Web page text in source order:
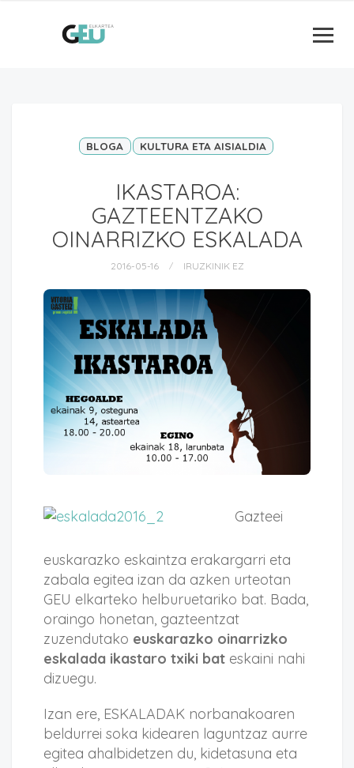
BLOGA KULTURA ETA AISIALDIA
IKASTAROA:
GAZTEENTZAKO
OINARRIZKO ESKALADA
2016-05-16 IRUZKINIK EZ
Gazteei
euskarazko eskaintza erakargarri eta
zabala egitea izan da azken urteotan
GEU elkarteko helburuetariko bat. Bada,
oraingo honetan, gazteentzat
zuzendutako euskarazko oinarrizko
eskalada ikastaro txiki bat eskaini nahi
dizuegu.
Izan ere, ESKALADAK norbanakoaren
beldurrei soka kidearen laguntzaz aurre
egitea ahalbidetzen du, kidetasuna eta